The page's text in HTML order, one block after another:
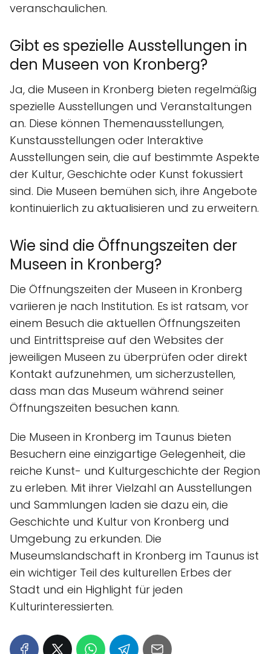
veranschaulichen.
Gibt es spezielle Ausstellungen in
den Museen von Kronberg?
Ja, die Museen in Kronberg bieten regelmäßig
spezielle Ausstellungen und Veranstaltungen
an. Diese können Themenausstellungen,
Kunstausstellungen oder Interaktive
Ausstellungen sein, die auf bestimmte Aspekte
der Kultur, Geschichte oder Kunst fokussiert
sind. Die Museen bemühen sich, ihre Angebote
kontinuierlich zu aktualisieren und zu erweitern.
Wie sind die Öffnungszeiten der
Museen in Kronberg?
Die Öffnungszeiten der Museen in Kronberg
variieren je nach Institution. Es ist ratsam, vor
einem Besuch die aktuellen Öffnungszeiten
und Eintrittspreise auf den Websites der
jeweiligen Museen zu überprüfen oder direkt
Kontakt aufzunehmen, um sicherzustellen,
dass man das Museum während seiner
Öffnungszeiten besuchen kann.
Die Museen in Kronberg im Taunus bieten
Besuchern eine einzigartige Gelegenheit, die
reiche Kunst- und Kulturgeschichte der Region
zu erleben. Mit ihrer Vielzahl an Ausstellungen
und Sammlungen laden sie dazu ein, die
Geschichte und Kultur von Kronberg und
Umgebung zu erkunden. Die
Museumslandschaft in Kronberg im Taunus ist
ein wichtiger Teil des kulturellen Erbes der
Stadt und ein Highlight für jeden
Kulturinteressierten.